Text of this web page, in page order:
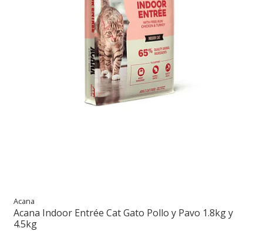
Acana
Acana Indoor Entrée Cat Gato Pollo y Pavo 1.8kg y
4.5kg